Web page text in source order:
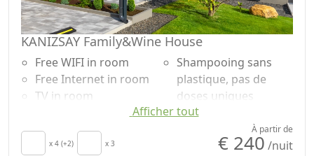
KANIZSAY Family&Wine House
Free WIFI in room
Free Internet in room
TV in room
Autonomous heating
Crib
Shampooing sans
plastique, pas de
doses uniques
Washing machine
Smoking allowed
Afficher tout
x 4 (+2) x 3
À partir de
€ 240 /nuit